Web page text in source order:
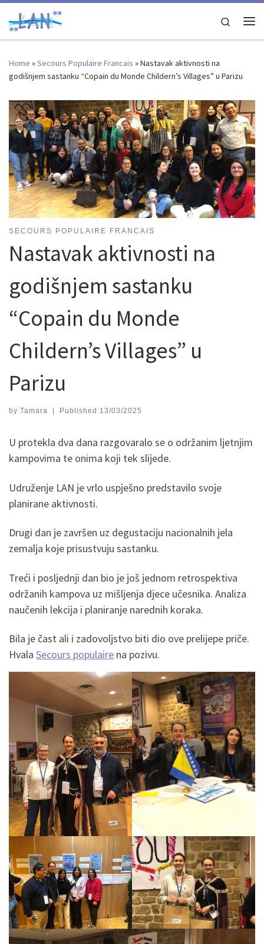
Skip to content
Search
Home »Secours Populaire Francais »Nastavak aktivnosti na
godišnjem sastanku “Copain du Monde Childern’s Villages” u Parizu
SECOURS POPULAIRE FRANCAIS
Nastavak aktivnosti na
godišnjem sastanku
“Copain du Monde
Childern’s Villages” u
Parizu
by Tamara Published 13/03/2025
U protekla dva dana razgovaralo se o održanim ljetnjim
kampovima te onima koji tek slijede.
Udruženje LAN je vrlo uspješno predstavilo svoje
planirane aktivnosti.
Drugi dan je završen uz degustaciju nacionalnih jela
zemalja koje prisustvuju sastanku.
Treći i posljednji dan bio je još jednom retrospektiva
održanih kampova uz mišljenja djece učesnika. Analiza
naučenih lekcija i planiranje narednih koraka.
Bila je čast ali i zadovoljstvo biti dio ove prelijepe priče.
Hvala Secours populaire na pozivu.